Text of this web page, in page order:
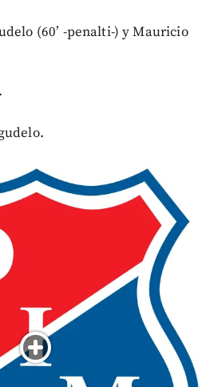
(60’ -penalti-) y Mauricio